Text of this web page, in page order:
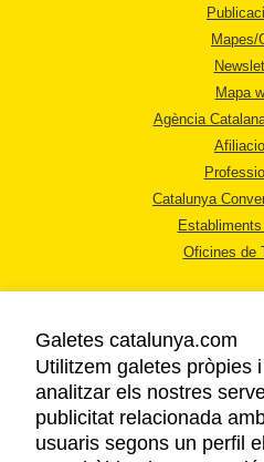
Mapes/
Mapa
Agència
Catalunya
Oficines de
AVÍS
POLÍTICA DE
Galetes catalunya.com
Utilitzem galetes pròpies
analitzar els nostres
publicitat relacionada
usuaris segons un perfil